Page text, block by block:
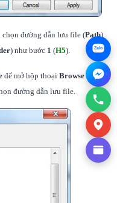
chọn đường dẫn lưu file (Path)
) như bước 1 (H5).
để mở hộp thoại Browse for
đường dẫn lưu file.
Zalo